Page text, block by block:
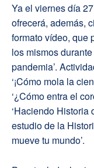
Ya el viernes día
ofrecerá, además,
formato vídeo, que
los mismos
pandemia’.
‘¡Cómo mola la
‘¿Cómo entra el
‘Haciendo
estudio de la
mueve tu mundo’.